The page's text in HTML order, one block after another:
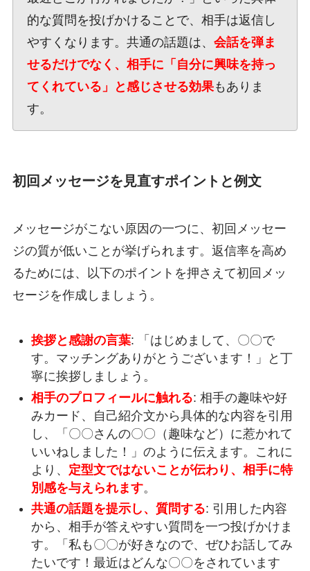
的な質問を投げかけることで、相手は返信し
やすくなります。共通の話題は、 会話を弾ま
せるだけでなく、相手に「自分に興味を持っ
てくれている」と感じさせる効果もありま
す。
初回メッセージを見直すポイントと例文
メッセージがこない原因の一つに、初回メッセー
ジの質が低いことが挙げられます。返信率を高め
るためには、以下のポイントを押さえて初回メッ
セージを作成しましょう。
挨拶と感謝の言葉: 「はじめまして、〇〇で
す。マッチングありがとうございます！」と丁
寧に挨拶しましょう。
相手のプロフィールに触れる: 相手の趣味や好
みカード、自己紹介文から具体的な内容を引用
し、「〇〇さんの〇〇（趣味など）に惹かれて
いいねしました！」のように伝えます。これに
より、 定型文ではないことが伝わり、相手に特
別感を与えられます。
共通の話題を提示し、質問する: 引用した内容
から、相手が答えやすい質問を一つ投げかけま
す。「私も〇〇が好きなので、ぜひお話してみ
たいです！最近はどんな〇〇をされています